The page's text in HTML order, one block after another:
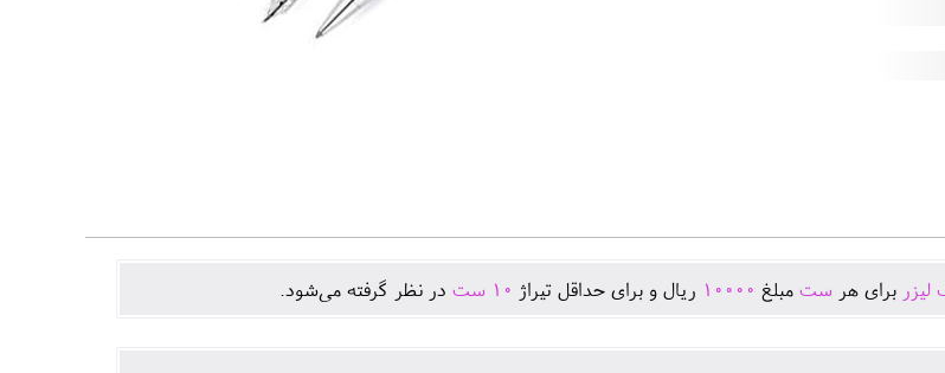
برای هر ست مبلغ 10000 ريال و برای حداقل تيراژ 10 ست در نظر گرفته می‌شود.